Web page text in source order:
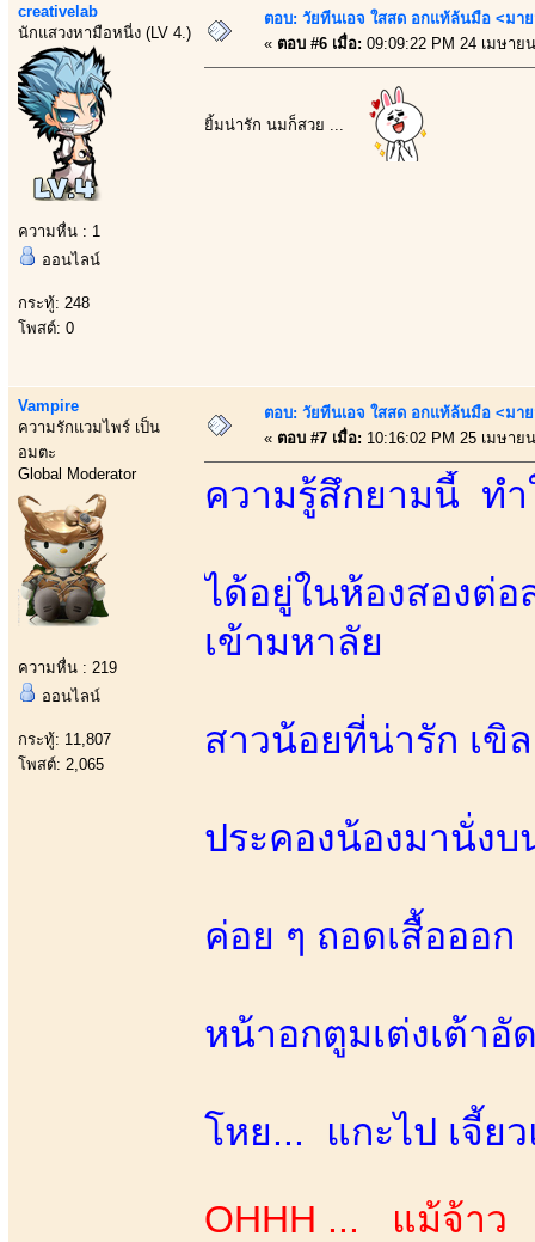
creativelab
นักแสวงหามือหนี่ง (LV 4.)
ความหื่น : 1
ออนไลน์
กระทู้: 248
โพสต์: 0
ตอบ: วัยทีนเอจ ใสสด อกแท้ล้นมือ <มา
« ตอบ #6 เมื่อ: 09:09:22 PM 24 เมษาย
ยิ้มน่ารัก นมก็สวย ...
Vampire
ความรักแวมไพร์ เป็น
อมตะ
Global Moderator
ความหื่น : 219
ออนไลน์
กระทู้: 11,807
โพสต์: 2,065
ตอบ: วัยทีนเอจ ใสสด อกแท้ล้นมือ <มา
« ตอบ #7 เมื่อ: 10:16:02 PM 25 เมษาย
ความรู้สึกยามนี้ ท
ได้อยู่ในห้องสองต่อ
เข้ามหาลัย
สาวน้อยที่น่ารัก เขิ
ประคองน้องมานั่งบ
ค่อย ๆ ถอดเสื้อออก
หน้าอกตูมเต่งเต้า
โหย... แกะไป เจี้ย
OHHH ... แม้จ้า